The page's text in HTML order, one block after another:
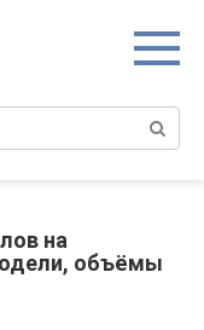
на
объёмы